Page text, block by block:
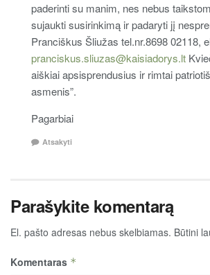
paderinti su manim, nes nebus
sujaukti susirinkimą ir padaryti jį
Pranciškus Šliužas tel.nr.8698 02118,
pranciskus.sliuzas@kaisiadorys.lt
aiškiai apsisprendusius ir rimtai
asmenis”.
Pagarbiai
Atsakyti
Parašykite komentarą
El. pašto adresas nebus skelbiamas. Būtini
Komentaras *